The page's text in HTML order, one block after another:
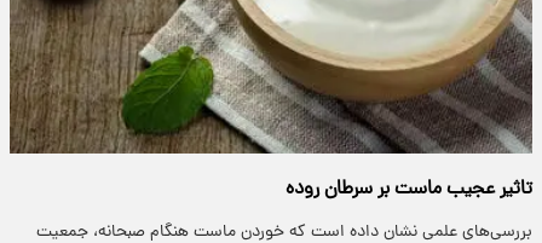
تاثیر عجیب ماست بر سرطان روده
بررسی‌های علمی نشان داده است که خوردن ماست هنگام صبحانه، جمعیت